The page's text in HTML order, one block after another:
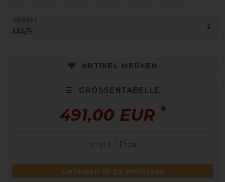
ARTIKEL MERKEN
GRÖSSENTABELLE
491,00 EUR *
Inhalt 1 Paar
Lieferzeit 16-25 Werktage